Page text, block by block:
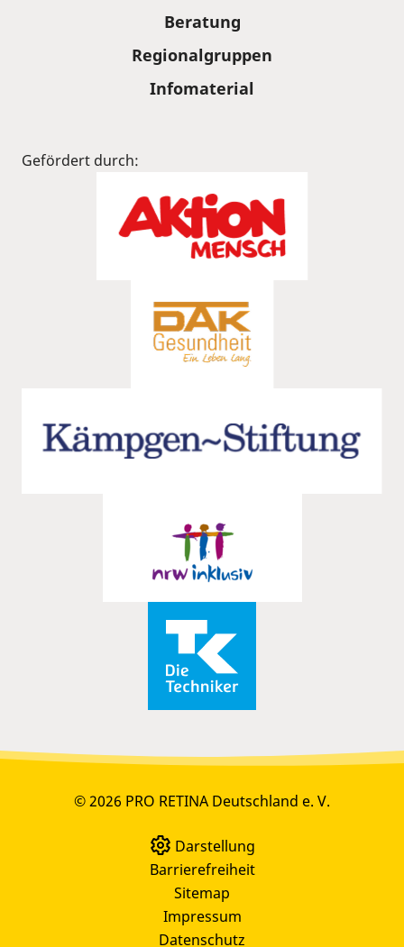
Beratung
Regionalgruppen
Infomaterial
Gefördert durch:
© 2026 PRO RETINA Deutschland e. V.
Darstellung
Barrierefreiheit
Sitemap
Impressum
Datenschutz